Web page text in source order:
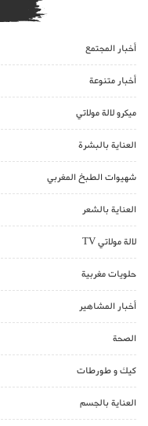
أخبار المجتمع
أخبار متنوعة
ميكرو لالة مولاتي
العناية بالبشرة
شهيوات الطبخ المغربي
العناية بالشعر
لالة مولاتي TV
حلويات مغربية
أخبار المشاهير
الصحة
كيك و طورطات
العناية بالجسم